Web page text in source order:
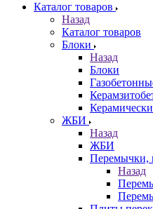
Каталог товаров
Назад
Каталог товаров
Блоки
Назад
Блоки
ЖБИ
Назад
ЖБИ
Перемычки,
Назад